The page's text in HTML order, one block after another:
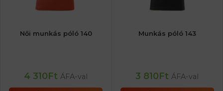
Női munkás póló 140
4 310Ft ÁFA-val
Munkás póló 143
3 810Ft ÁFA-val